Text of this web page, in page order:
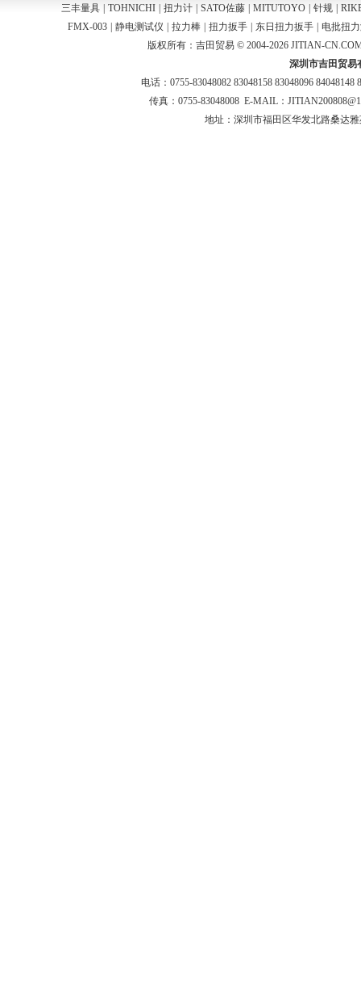
三丰量具 TOHNICHI 扭力计 SATO佐藤 MITUTOYO 针规
FMX-003
静电测试仪 拉力棒 扭力扳手 东日扭力扳手
电批扭
版权所有：吉田贸易 © 2004-2026 JITIAN-
深圳市吉田贸易
电话：0755-83048082 83048158 83048096 84048148
传真：0755-83048008 E-MAIL：
地址：深圳市福田区华发北路桑达雅